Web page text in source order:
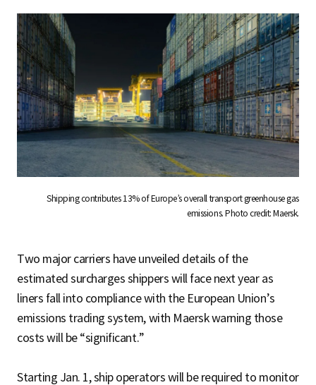
Shipping contributes 13% of Europe’s overall transport greenhouse gas
emissions. Photo credit: Maersk.
Two major carriers have unveiled details of the
estimated surcharges shippers will face next year as
liners fall into compliance with the European Union’s
emissions trading system, with Maersk warning those
costs will be “significant.”
Starting Jan. 1, ship operators will be required to monitor